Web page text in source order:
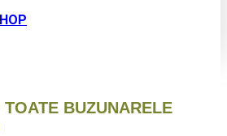
TOATE BUZUNARELE